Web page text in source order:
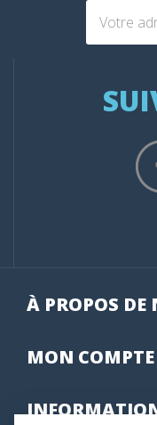
À PROPOS DE
MON COMPTE